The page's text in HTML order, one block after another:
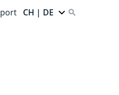
CH | DE